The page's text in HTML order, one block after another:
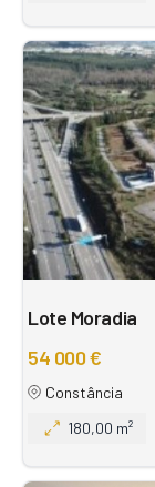
Lote Moradia
54 000 €
Constância
180,00 m²